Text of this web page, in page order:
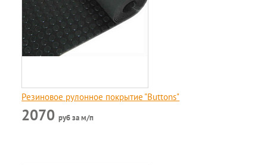
Резиновое рулонное покрытие "Buttons"
2070руб за м/п